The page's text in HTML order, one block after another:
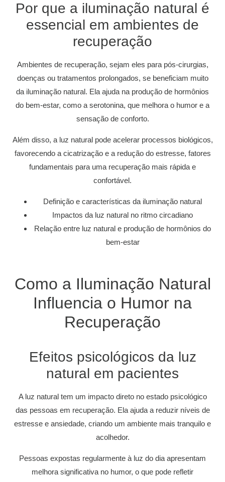
Por que a iluminação natural é
essencial em ambientes de
recuperação
Ambientes de recuperação, sejam eles para pós-cirurgias,
doenças ou tratamentos prolongados, se beneficiam muito
da iluminação natural. Ela ajuda na produção de hormônios
do bem-estar, como a serotonina, que melhora o humor e a
sensação de conforto.
Além disso, a luz natural pode acelerar processos biológicos,
favorecendo a cicatrização e a redução do estresse, fatores
fundamentais para uma recuperação mais rápida e
confortável.
Definição e características da iluminação natural
Impactos da luz natural no ritmo circadiano
Relação entre luz natural e produção de hormônios do
bem-estar
Como a Iluminação Natural
Influencia o Humor na
Recuperação
Efeitos psicológicos da luz
natural em pacientes
A luz natural tem um impacto direto no estado psicológico
das pessoas em recuperação. Ela ajuda a reduzir níveis de
estresse e ansiedade, criando um ambiente mais tranquilo e
acolhedor.
Pessoas expostas regularmente à luz do dia apresentam
melhora significativa no humor, o que pode refletir